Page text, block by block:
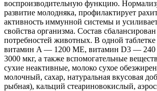
воспроизводительную функцию.
развитие молодняка, профилактирует
активность иммунной системы и
свойства организма. Состав
потребностей животных. В одной таблетке
витамин A — 1200 МЕ, витамин D3 —
3000 мкг, а также вспомогательные
сухие неактивные, молоко сухое
молочный, сахар, натуральная вкусовая
рыбная), кальций стеариновокислый,